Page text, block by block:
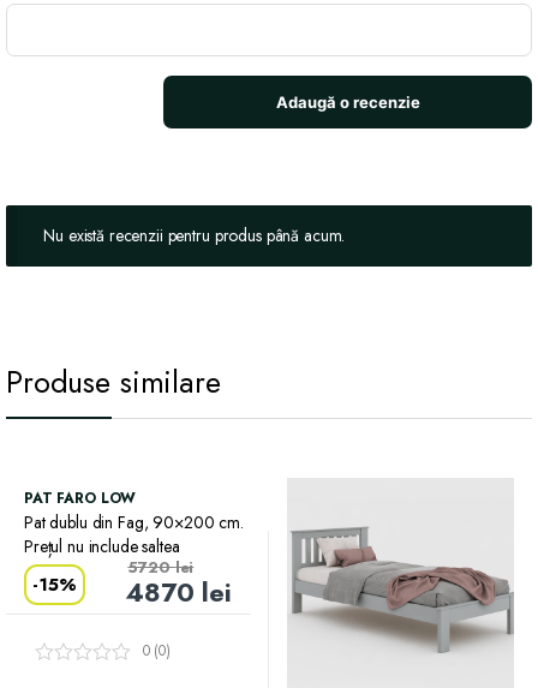
Nu există recenzii pentru produs până acum.
Produse similare
PAT FARO LOW
Pat dublu din Fag, 90×200 cm.
Prețul nu include saltea
-15% 4870 lei
5720lei
0 (0)